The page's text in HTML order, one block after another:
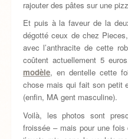
rajouter des pâtes sur une
Et puis à la faveur de la
dégotté ceux de chez
avec l’anthracite de cette
coûtent actuellement 5
modèle, en dentelle cette
chose mais qui fait son petit
(enfin, MA gent masculine).
Voilà, les photos sont
froissée – mais pour une